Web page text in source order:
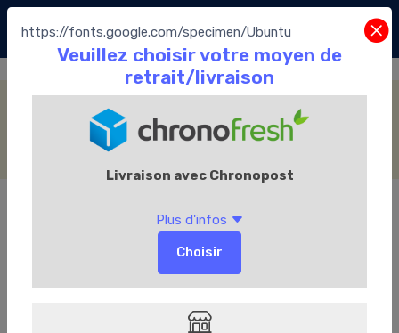
https://fonts.google.com/specimen/Ubuntu
Accueil